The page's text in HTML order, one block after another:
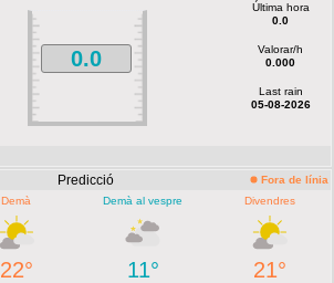
0.0
Última hora
0.0
Valorar/h
0.000
Last rain
05-08-2026
Predicció
Fora de línia
Demà Demà al vespre Divendres
22° 11° 21°